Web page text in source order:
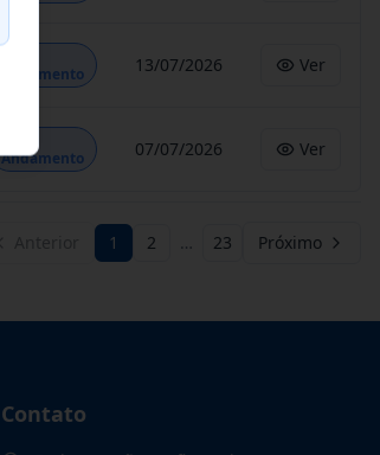
Andamento
13/07/2026 Ver
Andamento
07/07/2026 Ver
1 2 … 23 Próximo
Contato